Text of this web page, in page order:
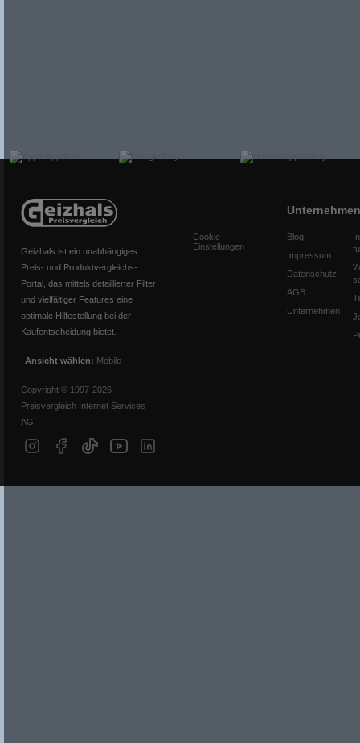
Geizhals ist ein unabhängiges
Preis- und Produktvergleichs-
Portal, das mittels detaillierter Filter
und vielfältiger Features eine
optimale Hilfestellung bei der
Kaufentscheidung bietet.
Ansicht wählen: Mobile
Copyright © 1997-2026
Preisvergleich Internet Services
AG
Cookie-
Einstellungen
Unternehmen
Blog
Impressum
Datenschutz
AGB
Unternehmen